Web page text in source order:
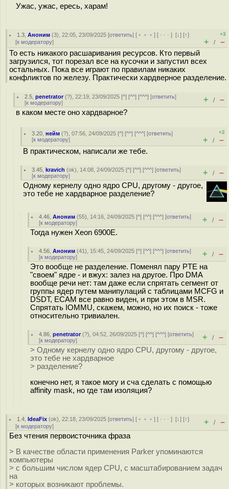
Ужас, ужас, ересь, харам!
1.3 ,Аноним (3), 22:05, 23/09/2025 [ответить] [ ﹢﹢﹢] [ · · ·][↓] [↑]
[к модератору]
+3
+ / –
То есть никакого расшаривания ресурсов. Кто первый
загрузился, тот порезал все на кусочки и запустил всех
остальных. Пока все играют по правилам никаких
конфликтов по железу. Практически хардверное разделение.
2.5 ,penetrator(?), 22:19, 23/09/2025 [^] [^^] [^^^] [ответить]
[к модератору] + / –
в каком месте оно хардварное?
3.20 ,нейм (?), 07:56, 24/09/2025 [^] [^^] [^^^] [ответить]
[к модератору]
+2
+ / –
В практическом, написали же тебе.
3.45 ,kravich (ok), 14:08, 24/09/2025 [^] [^^] [^^^] [ответить]
[к модератору] + / –
Одному кернелу одно ядро CPU, другому - другое,
это тебе не хардварное разделение?
4.46 ,Аноним (55), 14:16, 24/09/2025 [^] [^^] [^^^] [ответить]
[к модератору] + / –
Тогда нужен Xeon 6900E.
4.56 ,Аноним (41), 15:45, 24/09/2025 [^] [^^] [^^^] [ответить]
[к модератору] + / –
Это вообще не разделение. Поменял пару PTE на
"своем" ядре - и вжух: залез на другое. Про DMA
вообще речи нет: там даже если спрятать сегмент от
группы ядер путем манипулаций с таблицами MCFG и
DSDT, ECAM все равно виден, и при этом в MSR.
Спрятать IOMMU, скажем, можно, но их поиск - тоже
относительно тривиален.
4.86 ,penetrator(?), 04:52, 26/09/2025 [^] [^^] [^^^] [ответить]
[к модератору] + / –
> Одному кернелу одно ядро CPU, другому - другое,
это тебе не хардварное
> разделение?
конечно нет, я такое могу и сча сделать с помощью
affinity mask, но где там изоляция?
1.4 ,IdeaFix (ok), 22:18, 23/09/2025 [ответить] [ ﹢﹢﹢] [ · · ·][↓] [↑]
[к модератору] + / –
Без чтения первоисточника фраза
> В качестве области применения Parker упоминаются
компьютеры
> с большим числом ядер CPU, с масштабированием задач
на
> которых возникают проблемы.